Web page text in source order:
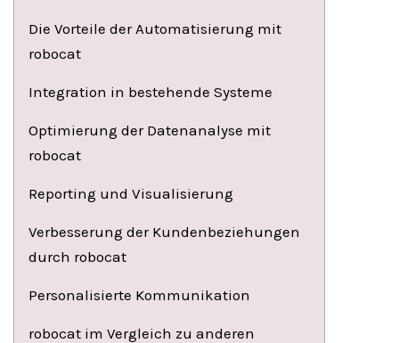
Die Vorteile der Automatisierung mit
robocat
Integration in bestehende Systeme
Optimierung der Datenanalyse mit
robocat
Reporting und Visualisierung
Verbesserung der Kundenbeziehungen
durch robocat
Personalisierte Kommunikation
robocat im Vergleich zu anderen